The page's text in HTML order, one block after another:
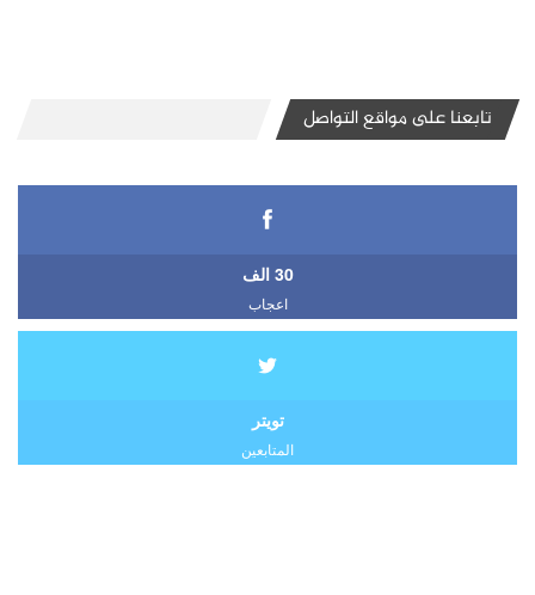
تابعنا على مواقع التواصل
30 الف
اعجاب
تويتر
المتابعين